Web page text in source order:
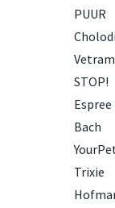
PUUR
STOP!
Espree
Bach
Trixie